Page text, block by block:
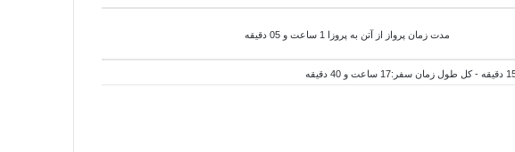
مدت زمان پرواز از
آتن به پروزا 1 ساعت و 05 دقیقه